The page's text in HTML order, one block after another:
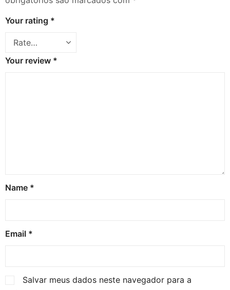
Your rating *
Your review *
Name *
Email *
Salvar meus dados neste navegador para a